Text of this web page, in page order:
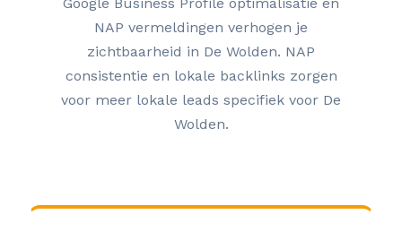
NAP vermeldingen verhogen je
zichtbaarheid in De Wolden. NAP
consistentie en lokale backlinks zorgen
voor meer lokale leads specifiek voor De
Wolden.